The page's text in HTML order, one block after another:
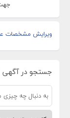
ویرایش مشخصات
جستجو در آگهی